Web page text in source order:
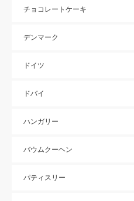
チョコレートケーキ
デンマーク
ドイツ
ドバイ
ハンガリー
バウムクーヘン
パティスリー